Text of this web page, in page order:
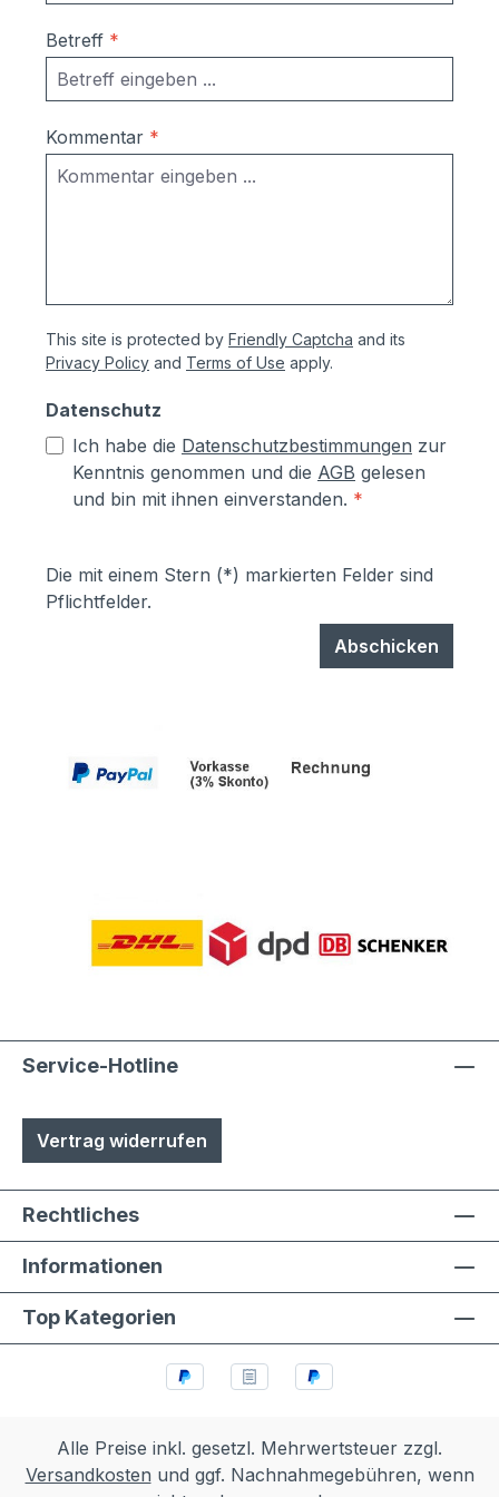
Austausch im Falle einer Beschädigung
durch Laien möglich
Korrosionsschutzmaßnahmen (Angaben
vom Hersteller):- Kästen aus
sendzimierverzinktem Stahl (verformbar
ohne Abspringen der Beschichtung,
chromatiert- Zusätzlich erhalten alle
Aluminium- und Stahlteile, Ausnahme
lösungsmittelfreie Pulverlackierung (z.T.
auch Kunststoffbeschichtung genannt) mit
Polyesterpulver in Fassadenqualität, dies
garantiert UV- und Wetterbeständigkeit-
Betreff *
Kommentar *
This site is protected by Friendly Captcha and its
Privacy Policy and Terms of Use apply.
Datenschutz
Ich habe die Datenschutzbestimmungen zur
Kenntnis genommen und die AGB gelesen
und bin mit ihnen einverstanden. *
Die mit einem Stern (*) markierten Felder sind
Pflichtfelder.
Abschicken
Service-Hotline
Vertrag widerrufen
Rechtliches
Informationen
Top Kategorien
Alle Preise inkl. gesetzl. Mehrwertsteuer zzgl.
Versandkosten und ggf. Nachnahmegebühren, wenn